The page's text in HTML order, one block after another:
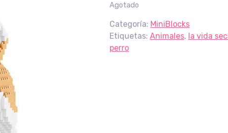
Agotado
Categoría: MiniBlocks
Etiquetas: Animales, la vida
perro